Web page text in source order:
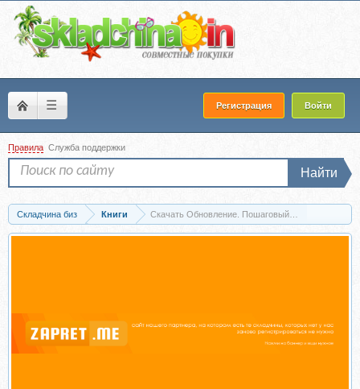
☰ Регистрация Войти
Правила Служба поддержки
Найти
Складчина биз Книги Скачать Обновление. Пошаговый план личного